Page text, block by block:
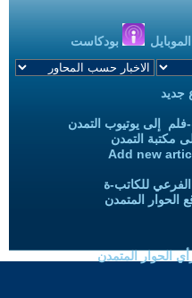
الموبايل بودكاست
جديد
فلم إلى يوتيوب التمدن
مكتبة التمدن
Add new
للكاتب-ة
الحوار المتمدن
الحوار المتمدن